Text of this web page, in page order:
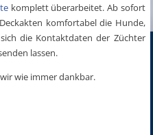
komplett überarbeitet. Ab sofort
komfortabel die Hunde,
die Kontaktdaten der Züchter
lassen.
wie immer dankbar.